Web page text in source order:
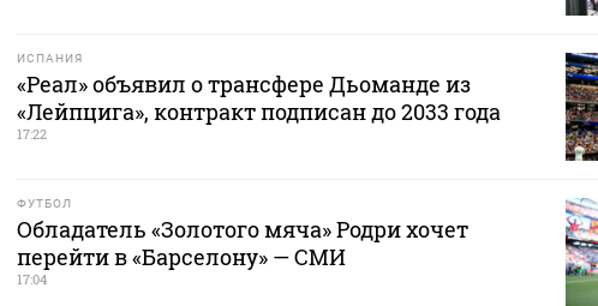
ИСПАНИЯ
«Реал» объявил о трансфере Дьоманде из
«Лейпцига», контракт подписан до 2033 года
17:22
ФУТБОЛ
Обладатель «Золотого мяча» Родри хочет
перейти в «Барселону» — СМИ
17:04